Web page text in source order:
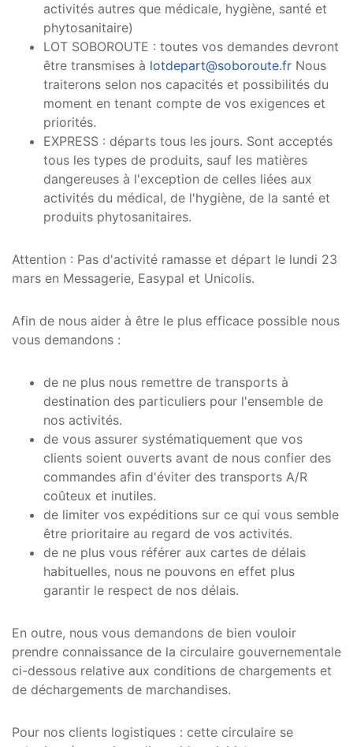
activités autres que médicale, hygiène, santé et
phytosanitaire)
LOT SOBOROUTE : toutes vos demandes devront
être transmises à lotdepart@soboroute.fr Nous
traiterons selon nos capacités et possibilités du
moment en tenant compte de vos exigences et
priorités.
EXPRESS : départs tous les jours. Sont acceptés
tous les types de produits, sauf les matières
dangereuses à l'exception de celles liées aux
activités du médical, de l'hygiène, de la santé et
produits phytosanitaires.
Attention : Pas d'activité ramasse et départ le lundi 23
mars en Messagerie, Easypal et Unicolis.
Afin de nous aider à être le plus efficace possible nous
vous demandons :
de ne plus nous remettre de transports à
destination des particuliers pour l'ensemble de
nos activités.
de vous assurer systématiquement que vos
clients soient ouverts avant de nous confier des
commandes afin d'éviter des transports A/R
coûteux et inutiles.
de limiter vos expéditions sur ce qui vous semble
être prioritaire au regard de vos activités.
de ne plus vous référer aux cartes de délais
habituelles, nous ne pouvons en effet plus
garantir le respect de nos délais.
En outre, nous vous demandons de bien vouloir
prendre connaissance de la circulaire gouvernementale
ci-dessous relative aux conditions de chargements et
de déchargements de marchandises.
Pour nos clients logistiques : cette circulaire se